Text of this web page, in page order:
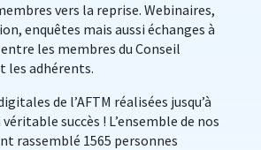
vers la reprise. Webinaires,
enquêtes mais aussi échanges à
entre les membres du Conseil
les adhérents.
de l’AFTM réalisées jusqu’à
succès ! L’ensemble de nos
rassemblé 1565 personnes